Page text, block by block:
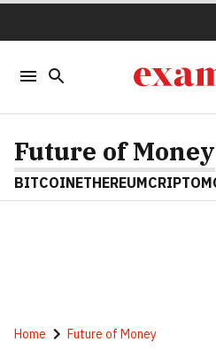
Future of Money
BITCOINETHEREUM
Home Future of Money